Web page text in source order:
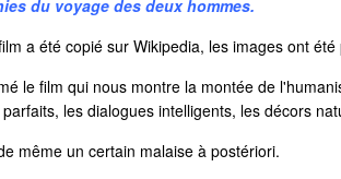
du voyage des deux hommes.
a été copié sur Wikipedia, les images ont
le film qui nous montre la montée de
les dialogues intelligents, les décors
même un certain malaise à postériori.